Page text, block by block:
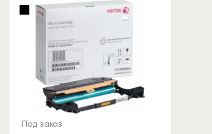
Под заказ